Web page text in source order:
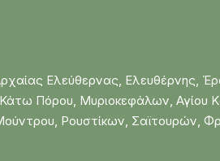
Ελεύθερνας, Ελευθέρνης,
Πόρου, Μυριοκεφάλων, Αγίου
Ρουστίκων, Σαϊτουρών,